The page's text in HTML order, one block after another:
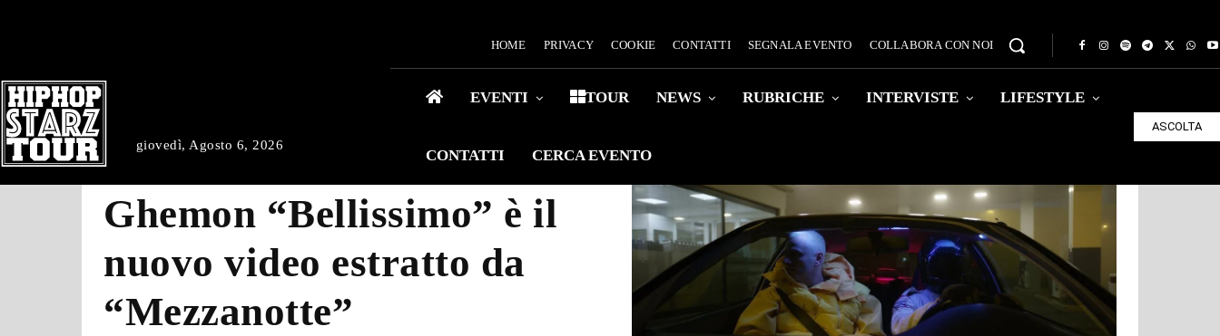
giovedì, Agosto 6, 2026
HOME PRIVACY COOKIE CONTATTI SEGNALA EVENTO COLLABORA CON NOI
EVENTI TOUR NEWS RUBRICHE INTERVISTE LIFESTYLE
CONTATTI CERCA EVENTO
ASCOLTA
Ghemon “Bellissimo” è il
nuovo video estratto da
“Mezzanotte”